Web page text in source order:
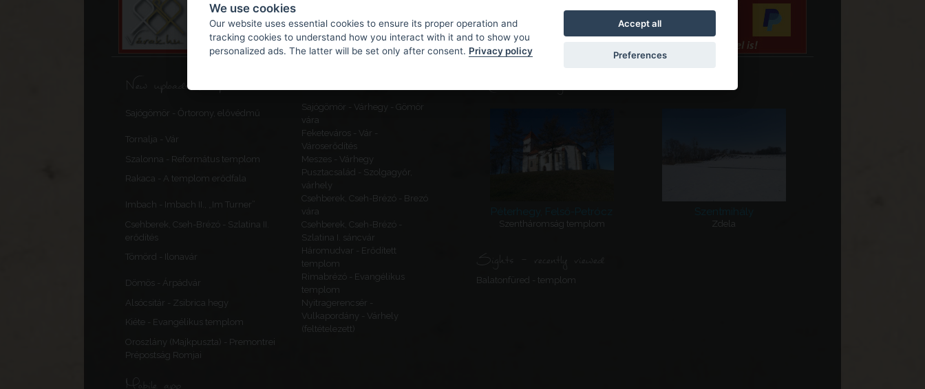
New uploads & updates
Sajógömör - Őrtorony, elővédmű
Sajógömör - Várhegy - Gömör
vára
Tornalja - Vár
Feketeváros - Vár -
Városerődítés
Szalonna - Református templom
Meszes - Várhegy
Rakaca - A templom erődfala
Pusztacsalád - Szolgagyőr,
várhely
Imbach - Imbach II., „Im Turner”
Csehberek, Cseh-Brézó - Brezó
vára
Csehberek, Cseh-Brézó - Szlatina II.
erődítés
Csehberek, Cseh-Brézó -
Szlatina I. sáncvár
Tömörd - Ilonavár
Háromudvar - Erődített
templom
Dömös - Árpádvár
Rimabrézó - Evangélikus
templom
Alsócsitár - Zsibrica hegy
Nyitragerencsér -
Kiéte - Evangélikus templom
Vulkapordány - Várhely
(feltételezett)
Oroszlány (Majkpuszta) - Premontrei
Prépostság Romjai
Mobile app
Recommended sights
Péterhegy, Felső-Petrócz
Szentháromság templom
Szentmihály
Zdela
Sights - recently viewed
Balatonfüred - templom
We use cookies
Our website uses essential cookies to ensure its proper operation and
tracking cookies to understand how you interact with it and to show you
personalized ads. The latter will be set only after consent. Privacy policy
Accept all
Preferences